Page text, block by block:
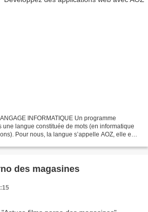
INFORMATIQUE Un programme
une langue constituée de mots (en informatique
Pour nous, la langue s’appelle AOZ, elle est
des magasines